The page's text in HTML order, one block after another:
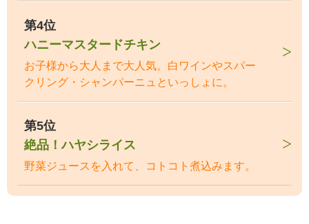
第4位
ハニーマスタードチキン
お子様から大人まで大人気。白ワインやスパー
クリング・シャンパーニュといっしょに。
第5位
絶品！ハヤシライス
野菜ジュースを入れて、コトコト煮込みます。